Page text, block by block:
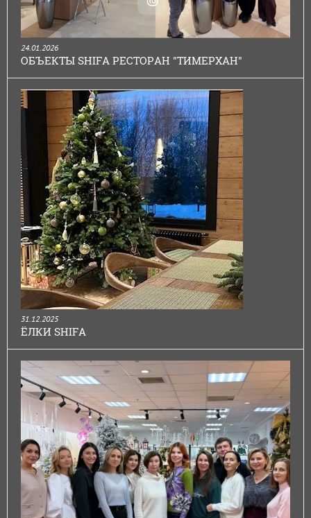
24.01.2026
ОБЪЕКТЫ SHIFA РЕСТОРАН "ТИМЕРХАН"
31.12.2025
ЁЛКИ SHIFA